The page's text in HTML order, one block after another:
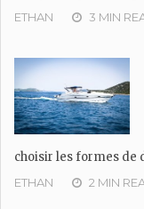
ETHAN 3 MIN
choisir les formes de
ETHAN 2 MIN